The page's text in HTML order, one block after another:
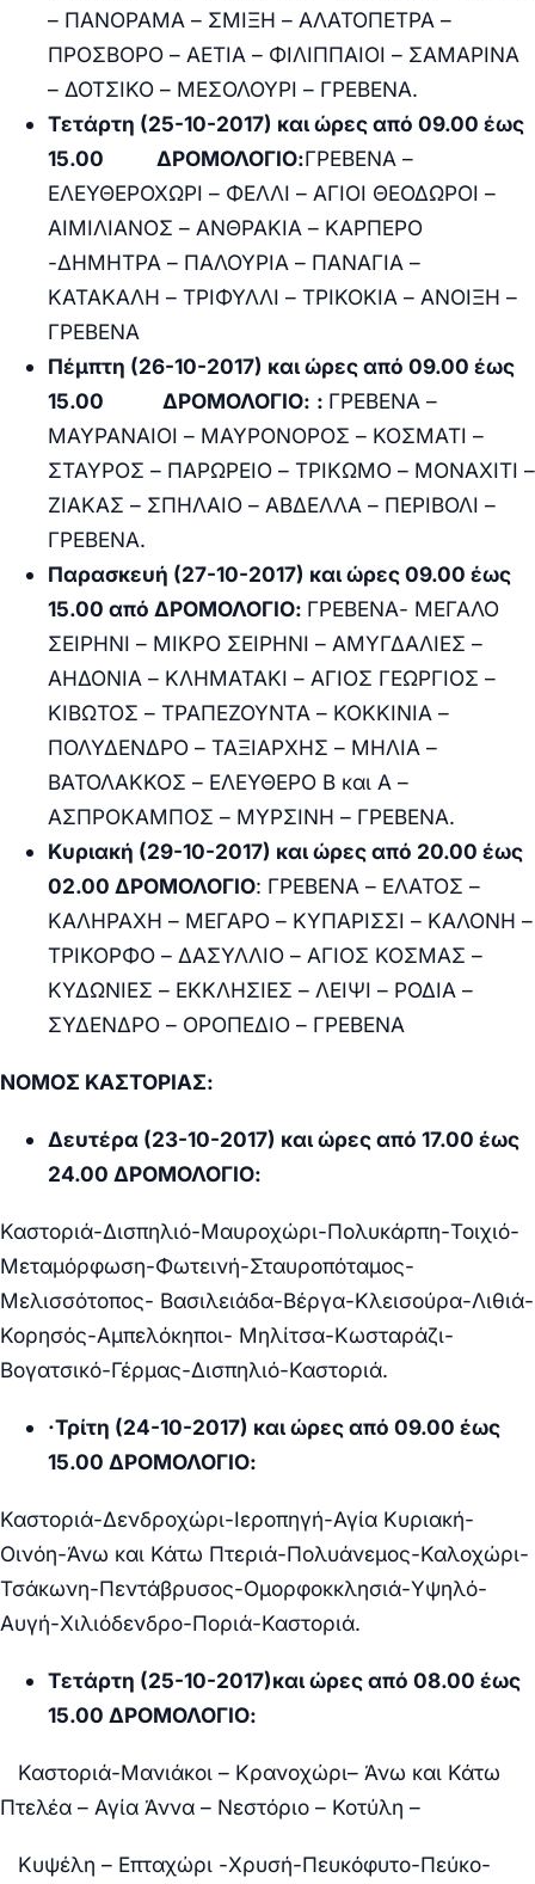
– ΠΑΝΟΡΑΜΑ – ΣΜΙΞΗ – ΑΛΑΤΟΠΕΤΡΑ –
ΠΡΟΣΒΟΡΟ – ΑΕΤΙΑ – ΦΙΛΙΠΠΑΙΟΙ – ΣΑΜΑΡΙΝΑ
– ΔΟΤΣΙΚΟ – ΜΕΣΟΛΟΥΡΙ – ΓΡΕΒΕΝΑ.
Τετάρτη (25-10-2017) και ώρες από 09.00 έως
15.00 ΔΡΟΜΟΛΟΓΙΟ:ΓΡΕΒΕΝΑ –
ΕΛΕΥΘΕΡΟΧΩΡΙ – ΦΕΛΛΙ – ΑΓΙΟΙ ΘΕΟΔΩΡΟΙ –
ΑΙΜΙΛΙΑΝΟΣ – ΑΝΘΡΑΚΙΑ – ΚΑΡΠΕΡΟ
-ΔΗΜΗΤΡΑ – ΠΑΛΟΥΡΙΑ – ΠΑΝΑΓΙΑ –
ΚΑΤΑΚΑΛΗ – ΤΡΙΦΥΛΛΙ – ΤΡΙΚΟΚΙΑ – ΑΝΟΙΞΗ –
ΓΡΕΒΕΝΑ
Πέμπτη (26-10-2017) και ώρες από 09.00 έως
15.00
ΔΡΟΜΟΛΟΓΙΟ: : ΓΡΕΒΕΝΑ –
ΜΑΥΡΑΝΑΙΟΙ – ΜΑΥΡΟΝΟΡΟΣ – ΚΟΣΜΑΤΙ –
ΣΤΑΥΡΟΣ – ΠΑΡΩΡΕΙΟ – ΤΡΙΚΩΜΟ – ΜΟΝΑΧΙΤΙ –
ΖΙΑΚΑΣ – ΣΠΗΛΑΙΟ – ΑΒΔΕΛΛΑ – ΠΕΡΙΒΟΛΙ –
ΓΡΕΒΕΝΑ.
Παρασκευή (27-10-2017) και ώρες 09.00 έως
15.00 από ΔΡΟΜΟΛΟΓΙΟ: ΓΡΕΒΕΝΑ- ΜΕΓΑΛΟ
ΣΕΙΡΗΝΙ – ΜΙΚΡΟ ΣΕΙΡΗΝΙ – ΑΜΥΓΔΑΛΙΕΣ –
ΑΗΔΟΝΙΑ – ΚΛΗΜΑΤΑΚΙ – ΑΓΙΟΣ ΓΕΩΡΓΙΟΣ –
ΚΙΒΩΤΟΣ – ΤΡΑΠΕΖΟΥΝΤΑ – ΚΟΚΚΙΝΙΑ –
ΠΟΛΥΔΕΝΔΡΟ – ΤΑΞΙΑΡΧΗΣ – ΜΗΛΙΑ –
ΒΑΤΟΛΑΚΚΟΣ – ΕΛΕΥΘΕΡΟ Β και Α –
ΑΣΠΡΟΚΑΜΠΟΣ – ΜΥΡΣΙΝΗ – ΓΡΕΒΕΝΑ.
Κυριακή (29-10-2017) και ώρες από 20.00 έως
02.00 ΔΡΟΜΟΛΟΓΙΟ: ΓΡΕΒΕΝΑ – ΕΛΑΤΟΣ –
ΚΑΛΗΡΑΧΗ – ΜΕΓΑΡΟ – ΚΥΠΑΡΙΣΣΙ – ΚΑΛΟΝΗ –
ΤΡΙΚΟΡΦΟ – ΔΑΣΥΛΛΙΟ – ΑΓΙΟΣ ΚΟΣΜΑΣ –
ΚΥΔΩΝΙΕΣ – ΕΚΚΛΗΣΙΕΣ – ΛΕΙΨΙ – ΡΟΔΙΑ –
ΣΥΔΕΝΔΡΟ – ΟΡΟΠΕΔΙΟ – ΓΡΕΒΕΝΑ
ΝΟΜΟΣ ΚΑΣΤΟΡΙΑΣ:
Δευτέρα (23-10-2017) και ώρες από 17.00 έως
24.00 ΔΡΟΜΟΛΟΓΙΟ:
Καστοριά-Δισπηλιό-Μαυροχώρι-Πολυκάρπη-Τοιχιό-
Μεταμόρφωση-Φωτεινή-Σταυροπόταμος-
Μελισσότοπος- Βασιλειάδα-Βέργα-Κλεισούρα-Λιθιά-
Κορησός-Αμπελόκηποι- Μηλίτσα-Κωσταράζι-
Βογατσικό-Γέρμας-Δισπηλιό-Καστοριά.
·Τρίτη (24-10-2017) και ώρες από 09.00 έως
15.00 ΔΡΟΜΟΛΟΓΙΟ:
Καστοριά-Δενδροχώρι-Ιεροπηγή-Αγία Κυριακή-
Οινόη-Άνω και Κάτω Πτεριά-Πολυάνεμος-Καλοχώρι-
Τσάκωνη-Πεντάβρυσος-Ομορφοκκλησιά-Υψηλό-
Αυγή-Χιλιόδενδρο-Ποριά-Καστοριά.
Τετάρτη (25-10-2017)και ώρες από 08.00 έως
15.00 ΔΡΟΜΟΛΟΓΙΟ:
Καστοριά-Μανιάκοι – Κρανοχώρι– Άνω και Κάτω
Πτελέα – Αγία Άννα – Νεστόριο – Κοτύλη –
Κυψέλη – Επταχώρι -Χρυσή-Πευκόφυτο-Πεύκο-